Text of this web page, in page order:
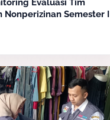
Evaluasi Tim
Nonperizinan Semester I